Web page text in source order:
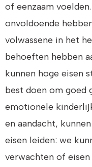
of eenzaam
onvoldoende
volwassene in het
behoeften hebben
kunnen hoge eisen
best doen om goed
emotionele
en aandacht,
eisen leiden: we
verwachten of